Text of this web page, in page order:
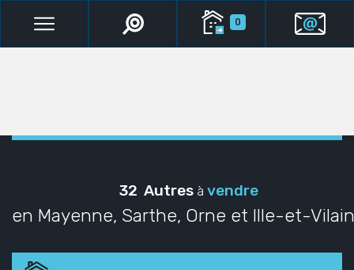
0
32 Autres à vendre
en Mayenne, Sarthe, Orne et Ille-et-